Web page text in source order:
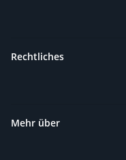
Rechtliches
Mehr über